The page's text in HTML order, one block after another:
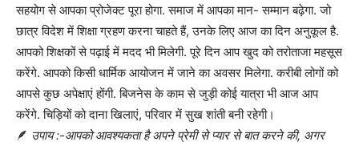
सहयोग से आपका प्रोजेक्ट पूरा होगा. समाज में आपका मान- सम्मान बढ़ेगा. जो
छात्र विदेश में शिक्षा ग्रहण करना चाहते हैं, उनके लिए आज का दिन अनुकूल है.
आपको शिक्षकों से पढ़ाई में मदद भी मिलेगी. पूरे दिन आप खुद को तरोताजा महसूस
करेंगे. आपको किसी धार्मिक आयोजन में जाने का अवसर मिलेगा. करीबी लोगों को
आपसे कुछ अपेक्षाएं होंगी. बिजनेस के काम से जुड़ी कोई यात्रा भी आज आप
करेंगे. चिड़ियों को दाना खिलाएं, परिवार में सुख शांती बनी रहेगी।
🪶 उपाय :-आपको आवश्यकता है अपने प्रेमी से प्यार से बात करने की, अगर